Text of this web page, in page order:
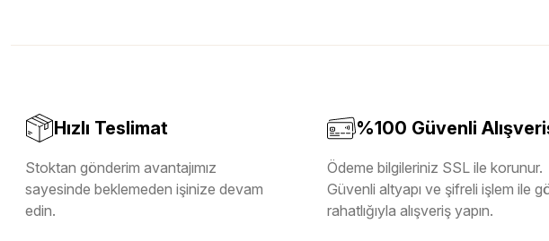
Hızlı Teslimat
Stoktan gönderim avantajımız
sayesinde beklemeden işinize devam
edin.
%100 Güvenli
Ödeme bilgileriniz SSL ile korunur.
Güvenli altyapı ve şifreli işlem ile
rahatlığıyla alışveriş yapın.